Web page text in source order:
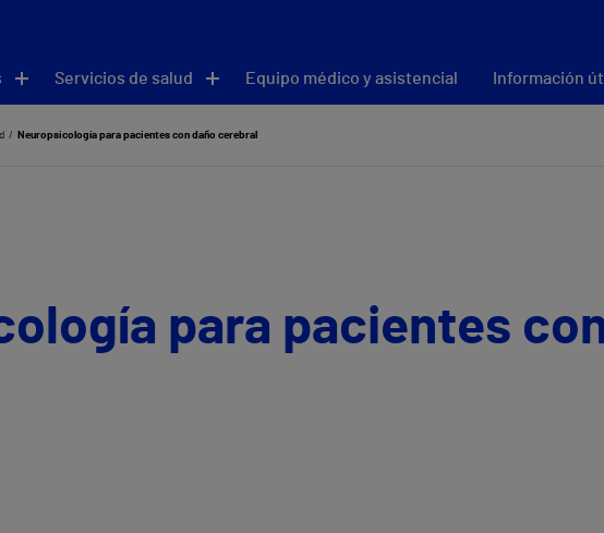
Servicios de salud Equipo médico y asistencial Información
Neuropsicología para pacientes con daño cerebral
para pacientes